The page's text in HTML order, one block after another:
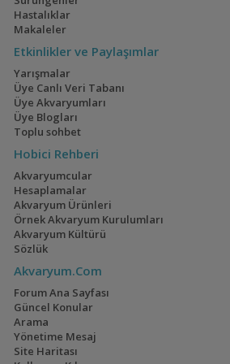
Geophagus Red
Head Tapajos(13)
Ateşağız
Mavi Melek Karides
Cyrtocara Moorii
60x45x45 Full Ultra Clear Mobilyalı Akvaryum
Hastalıklar
Makaleler
Etkinlikler ve Paylaşımlar
Yarışmalar
Üye Canlı Veri Tabanı
Üye Akvaryumları
Üye Blogları
Toplu sohbet
Hobici Rehberi
Akvaryumcular
Hesaplamalar
Akvaryum Ürünleri
Örnek Akvaryum Kurulumları
Akvaryum Kültürü
Sözlük
Akvaryum.Com
Forum Ana Sayfası
Güncel Konular
Arama
Yönetime Mesaj
Site Haritası